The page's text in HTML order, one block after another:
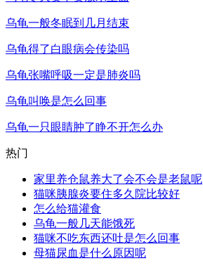
乌龟一般冬眠到几月结束
乌龟得了白眼病会传染吗
乌龟张嘴呼吸一定是肺炎吗
乌龟叫唤是怎么回事
乌龟一只眼睛肿了睁不开怎么办
热门
家里养仓鼠养大了会不会是老鼠呢
猫咪胰腺炎要住多久院比较好
怎么给猫灌食
乌龟一般几天能饿死
猫咪不吃东西还吐是怎么回事
母猫尿血是什么原因呢